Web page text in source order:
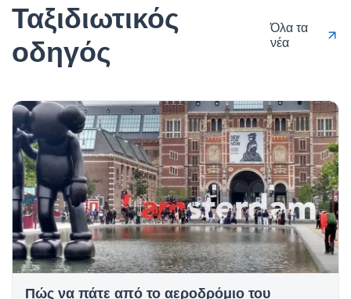
Ταξιδιωτικός
οδηγός
Όλα τα
νέα
Πώς να πάτε από το αεροδρόμιο του